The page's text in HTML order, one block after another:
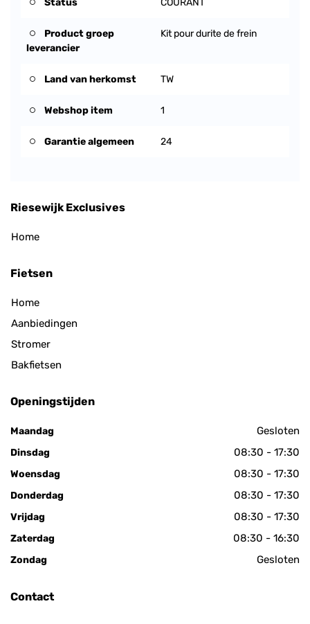
Product groep
leverancier
Kit pour durite de frein
Land van herkomst TW
Webshop item 1
Garantie algemeen 24
Riesewijk Exclusives
Home
Fietsen
Home
Aanbiedingen
Stromer
Bakfietsen
Openingstijden
Maandag Gesloten
Dinsdag 08:30 - 17:30
Woensdag 08:30 - 17:30
Donderdag 08:30 - 17:30
Vrijdag 08:30 - 17:30
Zaterdag 08:30 - 16:30
Zondag Gesloten
Contact